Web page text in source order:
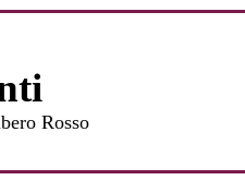
Rosso